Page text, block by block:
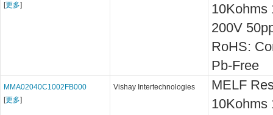
[更多]
10Kohms
200V
RoHS:
Pb-Free
MMA02040C1002FB000
[更多]
Vishay Intertechnologies
MELF
10Kohms